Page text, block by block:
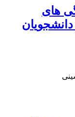
های